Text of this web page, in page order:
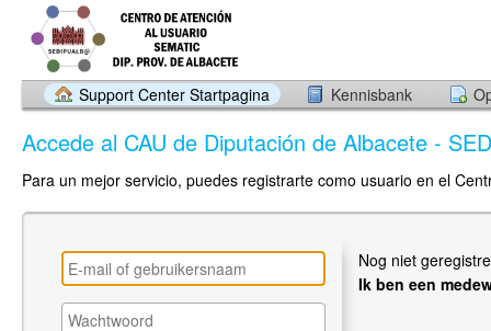
Support Center Startpagina Kennisbank
Accede al CAU de Diputación de Albacete -
Para un mejor servicio, puedes registrarte como usuario en el
Nog niet
Ik ben een